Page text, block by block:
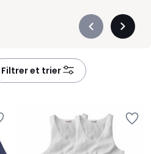
Précédent
Filtrer et trier